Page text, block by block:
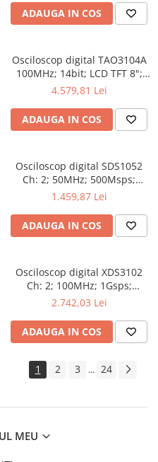
ADAUGA IN COS
Osciloscop digital TAO3104A
100MHz; 14bit; LCD TFT 8";
Ch: 4; 1Gsps; 40Mpts care
4.579,81 Lei
ADAUGA IN COS
Osciloscop digital SDS1052
Ch: 2; 50MHz; 500Msps;
10kpts; LCD 7"S; ≤7ns avand
1.459,87 Lei
ADAUGA IN COS
Osciloscop digital XDS3102
Ch: 2; 100MHz; 1Gsps;
40Mpts; LCD TFT 8"; XDS ce
2.742,03 Lei
ADAUGA IN COS
1 2 3 ... 24
MEU